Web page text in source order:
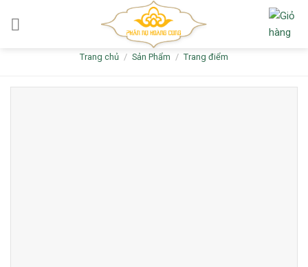
Trang chủ / Sản Phẩm / Trang điểm